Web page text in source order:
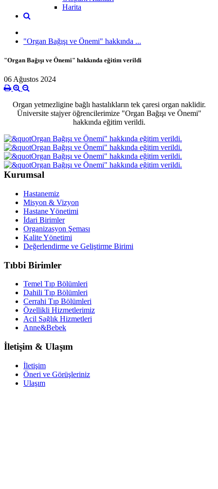
Harita
"Organ Bağışı ve Önemi" hakkında ...
"Organ Bağışı ve Önemi" hakkında eğitim verildi
06 Ağustos 2024
Organ yetmezligine bağlı hastalıkların tek çaresi organ naklidir.
Üniversite stajyer öğrencilerimize "Organ Bağışı ve Önemi"
hakkında eğitim verildi.
Kurumsal
Hastanemiz
Misyon & Vizyon
Hastane Yönetimi
İdari Birimler
Organizasyon Şeması
Kalite Yönetimi
Değerlendirme ve Geliştirme Birimi
Tıbbi Birimler
Temel Tıp Bölümleri
Dahili Tıp Bölümleri
Cerrahi Tıp Bölümleri
Özellikli Hizmetlerimiz
Acil Sağlık Hizmetleri
Anne&Bebek
İletişim & Ulaşım
İletişim
Öneri ve Görüşleriniz
Ulaşım